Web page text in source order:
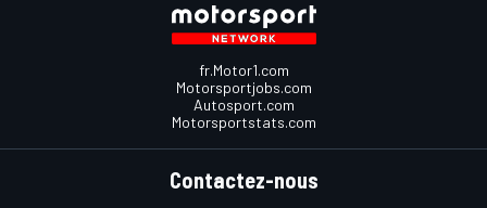
fr.Motor1.com
Motorsportjobs.com
Autosport.com
Motorsportstats.com
Contactez-nous